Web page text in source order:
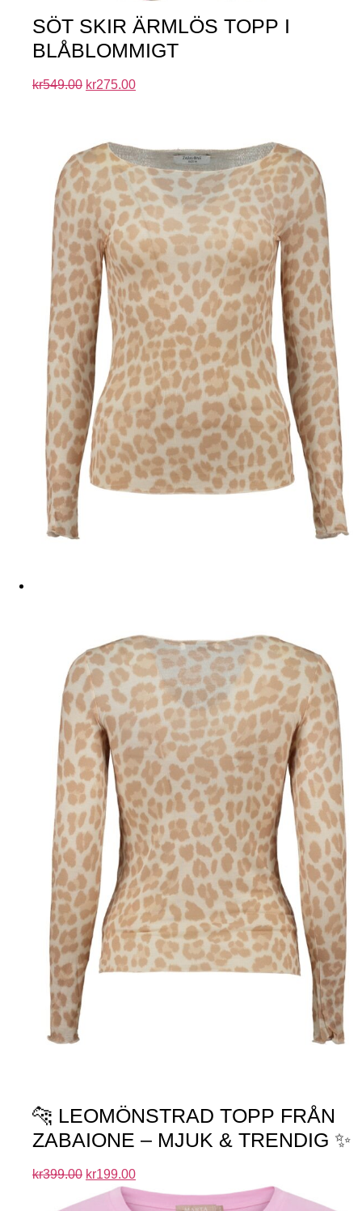
SÖT SKIR ÄRMLÖS TOPP I
BLÅBLOMMIGT
kr549.00 kr275.00
🐆 LEOMÖNSTRAD TOPP FRÅN
ZABAIONE – MJUK & TRENDIG ✨
kr399.00 kr199.00